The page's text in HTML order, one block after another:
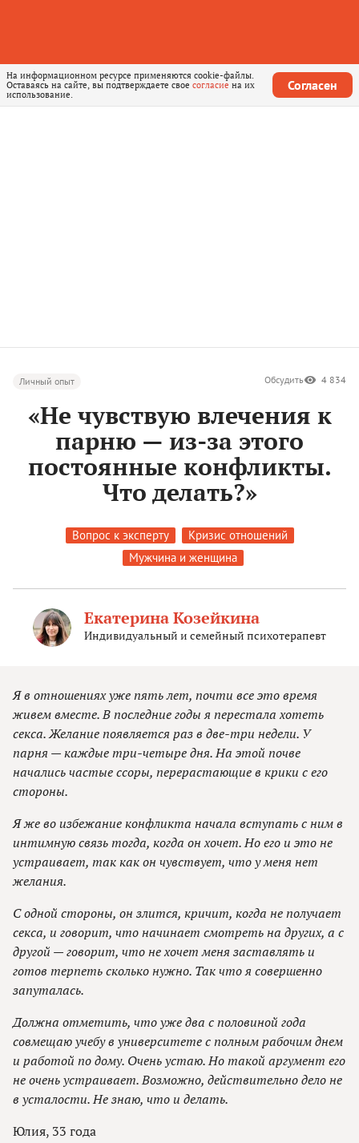
На информационном ресурсе применяются cookie-файлы.
Оставаясь на сайте, вы подтверждаете свое согласие на их
использование.
Согласен
Личный опыт Обсудить 4 834
«Не чувствую влечения к
парню — из-за этого
постоянные конфликты.
Что делать?»
Вопрос к эксперту
Кризис отношений
Мужчина и женщина
Екатерина Козейкина
Индивидуальный и семейный психотерапевт
Я в отношениях уже пять лет, почти все это время
живем вместе. В последние годы я перестала хотеть
секса. Желание появляется раз в две-три недели. У
парня — каждые три-четыре дня. На этой почве
начались частые ссоры, перерастающие в крики с его
стороны.
Я же во избежание конфликта начала вступать с ним в
интимную связь тогда, когда он хочет. Но его и это не
устраивает, так как он чувствует, что у меня нет
желания.
С одной стороны, он злится, кричит, когда не получает
секса, и говорит, что начинает смотреть на других, а с
другой — говорит, что не хочет меня заставлять и
готов терпеть сколько нужно. Так что я совершенно
запуталась.
Должна отметить, что уже два с половиной года
совмещаю учебу в университете с полным рабочим днем
и работой по дому. Очень устаю. Но такой аргумент его
не очень устраивает. Возможно, действительно дело не
в усталости. Не знаю, что и делать.
Юлия, 33 года